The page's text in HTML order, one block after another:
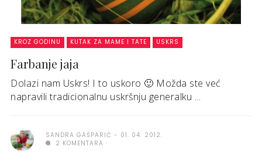
KROZ GODINU KUTAK ZA MAME I TATE USKRS
Farbanje jaja
Dolazi nam Uskrs! I to uskoro 🙂 Možda ste već
napravili tradicionalnu uskršnju generalku ...
SANDRA GAŠPARIĆ
01. 04. 2012.
2 KOMENTARA